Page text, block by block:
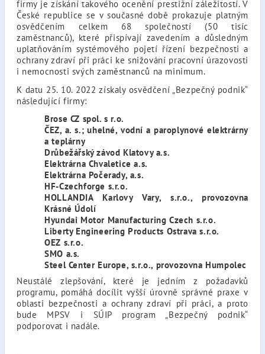
firmy je získání takového ocenění prestižní záležitostí. V
České republice se v současné době prokazuje platným
osvědčením celkem 68 společností (50 tisíc
zaměstnanců), které přispívají zavedením a důsledným
uplatňováním systémového pojetí řízení bezpečnosti a
ochrany zdraví při práci ke snižování pracovní úrazovosti
i nemocnosti svých zaměstnanců na minimum.
K datu 25. 10. 2022 získaly osvědčení „Bezpečný podnik“
následující firmy:
Brose CZ spol. s r.o.
ČEZ, a. s.; uhelné, vodní a paroplynové elektrárny
a teplárny
Drůbežářský závod Klatovy a.s.
Elektrárna Chvaletice a.s.
Elektrárna Počerady, a.s.
HF-Czechforge s.r.o.
HOLLANDIA Karlovy Vary, s.r.o., provozovna
Krásné Údolí
Hyundai Motor Manufacturing Czech s.r.o.
Liberty Engineering Products Ostrava s.r.o.
OEZ s.r.o.
SMO a.s.
Steel Center Europe, s.r.o., provozovna Humpolec
Neustálé zlepšování, které je jedním z požadavků
programu, pomáhá docílit vyšší úrovně správné praxe v
oblasti bezpečnosti a ochrany zdraví při práci, a proto
bude MPSV i SÚIP program „Bezpečný podnik“
podporovat i nadále.